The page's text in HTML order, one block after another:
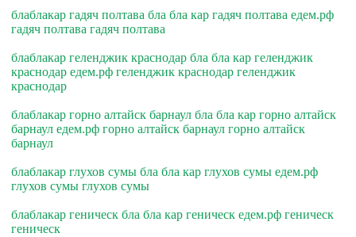
блаблакар гадяч полтава бла бла кар гадяч полтава едем.рф
гадяч полтава гадяч полтава
блаблакар геленджик краснодар бла бла кар геленджик
краснодар едем.рф геленджик краснодар геленджик
краснодар
блаблакар горно алтайск барнаул бла бла кар горно алтайск
барнаул едем.рф горно алтайск барнаул горно алтайск
барнаул
блаблакар глухов сумы бла бла кар глухов сумы едем.рф
глухов сумы глухов сумы
блаблакар геническ бла бла кар геническ едем.рф геническ
геническ